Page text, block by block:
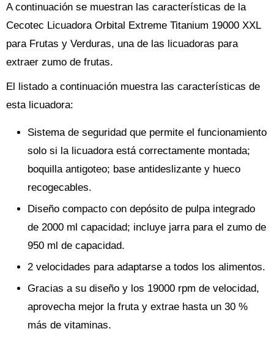
A continuación se muestran las características de la
Cecotec Licuadora Orbital Extreme Titanium 19000 XXL
para Frutas y Verduras, una de las licuadoras para
extraer zumo de frutas.
El listado a continuación muestra las características de
esta licuadora:
Sistema de seguridad que permite el funcionamiento
solo si la licuadora está correctamente montada;
boquilla antigoteo; base antideslizante y hueco
recogecables.
Diseño compacto con depósito de pulpa integrado
de 2000 ml capacidad; incluye jarra para el zumo de
950 ml de capacidad.
2 velocidades para adaptarse a todos los alimentos.
Gracias a su diseño y los 19000 rpm de velocidad,
aprovecha mejor la fruta y extrae hasta un 30 %
más de vitaminas.